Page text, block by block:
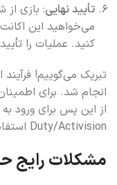
تأیید نهایی: بازی
می‌خواهید این اکانت
کنید. عملیات را
تبریک می‌گوییم!
انجام شد. برای
Duty/Activision استفاده کرده و با ایمیل و رمز خود وارد شوید.
مشکلات رایج